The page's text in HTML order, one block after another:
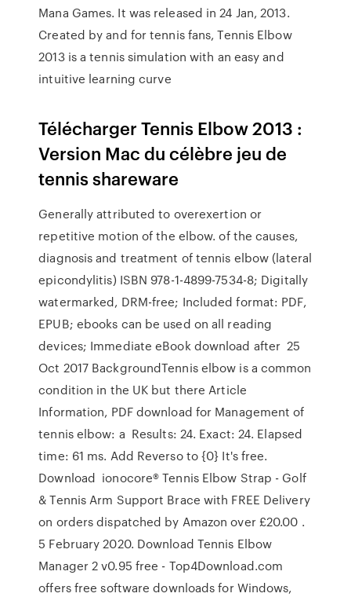
Mana Games. It was released in 24 Jan, 2013.
Created by and for tennis fans, Tennis Elbow
2013 is a tennis simulation with an easy and
intuitive learning curve
Télécharger Tennis Elbow 2013 :
Version Mac du célèbre jeu de
tennis shareware
Generally attributed to overexertion or
repetitive motion of the elbow. of the causes,
diagnosis and treatment of tennis elbow (lateral
epicondylitis) ISBN 978-1-4899-7534-8; Digitally
watermarked, DRM-free; Included format: PDF,
EPUB; ebooks can be used on all reading
devices; Immediate eBook download after 25
Oct 2017 BackgroundTennis elbow is a common
condition in the UK but there Article
Information, PDF download for Management of
tennis elbow: a Results: 24. Exact: 24. Elapsed
time: 61 ms. Add Reverso to {0} It's free.
Download ionocore® Tennis Elbow Strap - Golf
& Tennis Arm Support Brace with FREE Delivery
on orders dispatched by Amazon over £20.00 .
5 February 2020. Download Tennis Elbow
Manager 2 v0.95 free - Top4Download.com
offers free software downloads for Windows,